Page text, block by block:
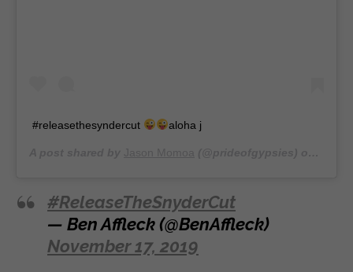
#releasethesyndercut aloha j
#ReleaseTheSnyderCut
— Ben Affleck (@BenAffleck)
November 17, 2019